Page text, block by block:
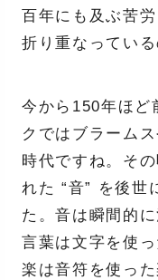
百年にも及ぶ苦
折り重なっている
今から150年ほど
クではブラーム
時代ですね。そ
れた “音” を後世
た。音は瞬間的
言葉は文字を使
楽は音符を使っ